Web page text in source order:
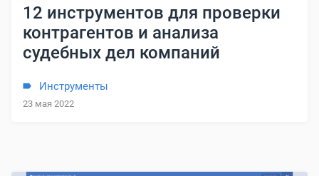
12 инструментов для проверки
контрагентов и анализа
судебных дел компаний
Инструменты
23 мая 2022